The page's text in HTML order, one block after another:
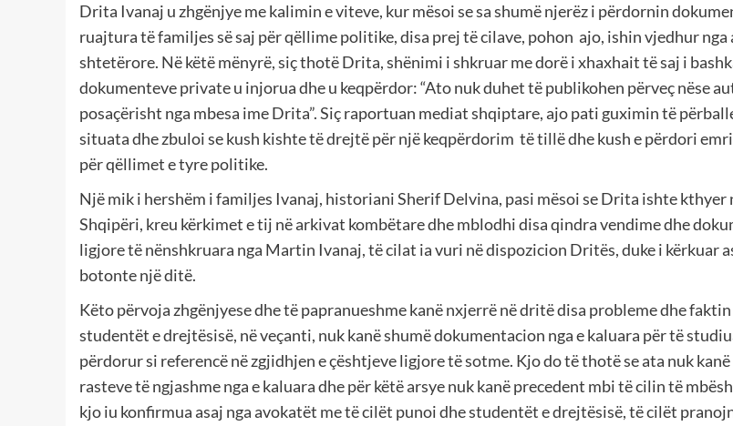
Drita Ivanaj u zhgënjye me kalimin e viteve, kur mësoi se sa shumë njerëz i përdornin
ruajtura të familjes së saj për qëllime politike, disa prej të cilave, pohon ajo, ishin vjedhur nga
shtetërore. Në këtë mënyrë, siç thotë Drita, shënimi i shkruar me dorë i xhaxhait të saj i
dokumenteve private u injorua dhe u keqpërdor: “Ato nuk duhet të publikohen përveç nëse
posaçërisht nga mbesa ime Drita”. Siç raportuan mediat shqiptare, ajo pati guximin të
situata dhe zbuloi se kush kishte të drejtë për një keqpërdorim të tillë dhe kush e përdori
për qëllimet e tyre politike.
Një mik i hershëm i familjes Ivanaj, historiani Sherif Delvina, pasi mësoi se Drita ishte kthyer
Shqipëri, kreu kërkimet e tij në arkivat kombëtare dhe mblodhi disa qindra vendime dhe
ligjore të nënshkruara nga Martin Ivanaj, të cilat ia vuri në dispozicion Dritës, duke i kërkuar
botonte një ditë.
Këto përvoja zhgënjyese dhe të papranueshme kanë nxjerrë në dritë disa probleme dhe faktin
studentët e drejtësisë, në veçanti, nuk kanë shumë dokumentacion nga e kaluara për të
përdorur si referencë në zgjidhjen e çështjeve ligjore të sotme. Kjo do të thotë se ata nuk
rasteve të ngjashme nga e kaluara dhe për këtë arsye nuk kanë precedent mbi të cilin të
kjo iu konfirmua asaj nga avokatët me të cilët punoi dhe studentët e drejtësisë, të cilët